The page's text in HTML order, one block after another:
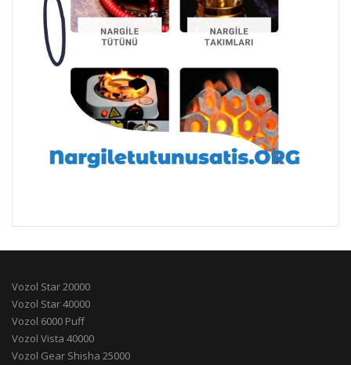
Vozol Star 20000
Vozol Star 40000
Vozol 6000 Puff
Vozol Vista 40000
Vozol Gear Shisha 25000